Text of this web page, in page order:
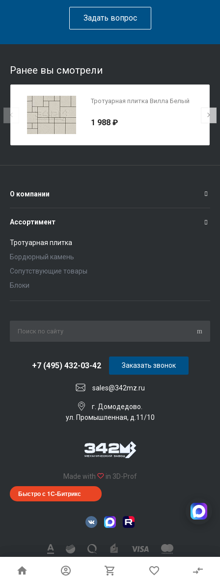
Задать вопрос
Ранее вы смотрели
Тротуарная плитка Вилла Белый
1 988 ₽
О компании
Ассортимент
Тротуарная плитка
Бордюрный камень
Сопутствующие товары
Блоки
sales@342mz.ru
+7 (495) 432-03-42
г. Домодедово.
ул. Промышленная, д.11/10
Заказать звонок
Made with in 3D-Prof
Быстро с 1С-Битрикс
342 Механический завод © 2026, Все права защищены